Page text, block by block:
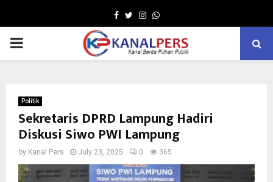
Facebook
TwitterInstagram
Whatsapp
PRIMARY
Politik
Sekretaris DPRD Lampung Hadiri
Diskusi Siwo PWI Lampung
by Kanal Pers July 23, 2025 0 365